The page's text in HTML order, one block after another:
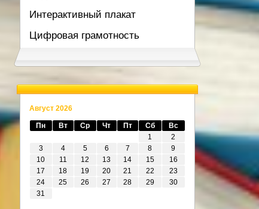
Интерактивный плакат
Цифровая грамотность
Август 2026
Пн Вт Ср Чт Пт Сб
Вс
1
2
3
4 5 6 7 8
9
10
11 12 13 14 15
16
17
18 19 20 21 22
23
24
25 26 27 28 29
30
31